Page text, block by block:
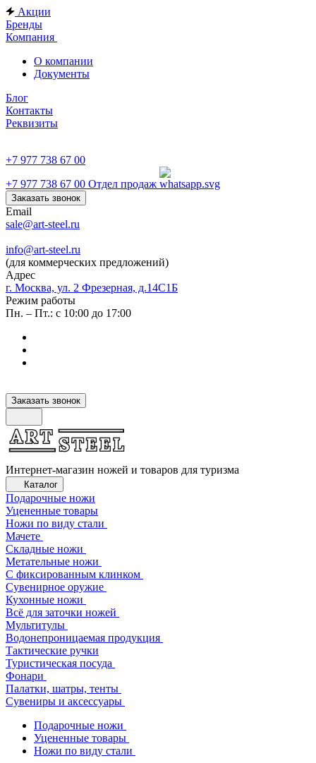
Акции
Бренды
Компания
О компании
Документы
Блог
Контакты
Реквизиты
+7 977 738 67 00
+7 977 738 67 00 Отдел продаж
Заказать звонок
Email
sale@art-steel.ru
info@art-steel.ru
(для коммерческих предложений)
Адрес
г. Москва, ул. 2 Фрезерная, д.14С1Б
Режим работы
Пн. – Пт.: с 10:00 до 17:00
Заказать звонок
Интернет-магазин ножей и товаров для туризма
Каталог
Подарочные ножи
Уцененные товары
Ножи по виду стали
Мачете
Складные ножи
Метательные ножи
С фиксированным клинком
Сувенирное оружие
Кухонные ножи
Всё для заточки ножей
Мультитулы
Водонепроницаемая продукция
Тактические ручки
Туристическая посуда
Фонари
Палатки, шатры, тенты
Сувениры и аксессуары
Подарочные ножи
Уцененные товары
Ножи по виду стали